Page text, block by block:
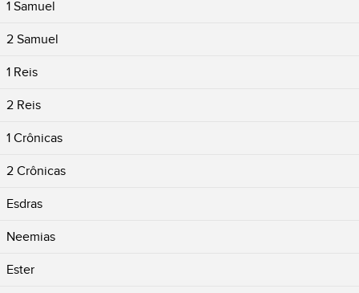
1 Samuel
2 Samuel
1 Reis
2 Reis
1 Crônicas
2 Crônicas
Esdras
Neemias
Ester